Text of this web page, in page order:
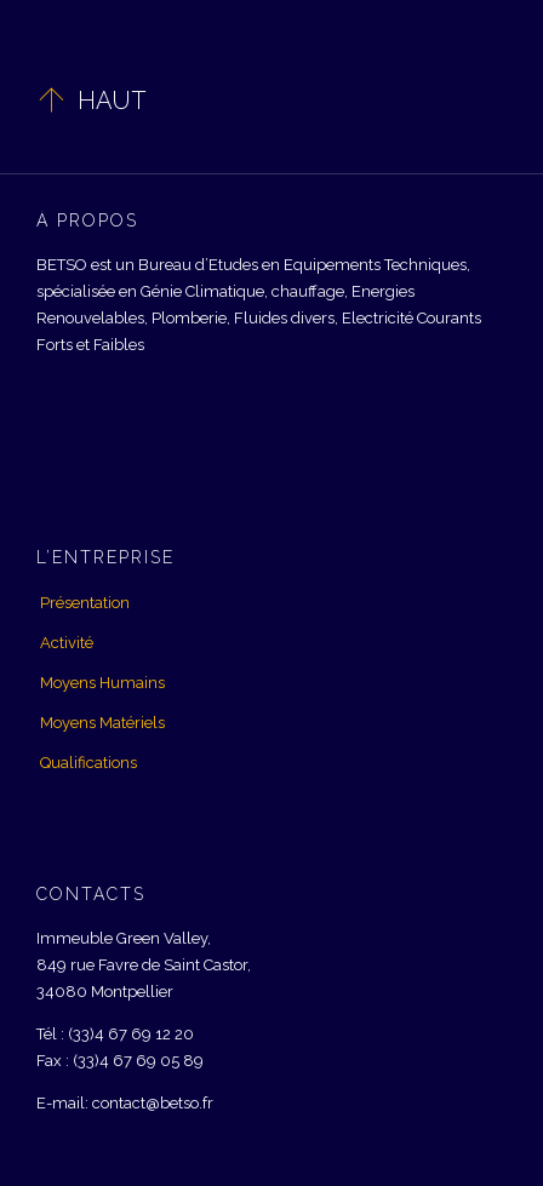
 HAUT
À PROPOS
BETSO est un Bureau d’Etudes en Equipements Techniques,
spécialisée en Génie Climatique, chauffage, Energies
Renouvelables, Plomberie, Fluides divers, Electricité Courants
Forts et Faibles
L’ENTREPRISE
Présentation
Activité
Moyens Humains
Moyens Matériels
Qualifications
CONTACTS
Immeuble Green Valley,
849 rue Favre de Saint Castor,
34080 Montpellier
Tél : (33)4 67 69 12 20
Fax : (33)4 67 69 05 89
E-mail: contact@betso.fr